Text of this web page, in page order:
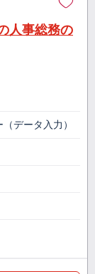
人事総務の
データ入力）